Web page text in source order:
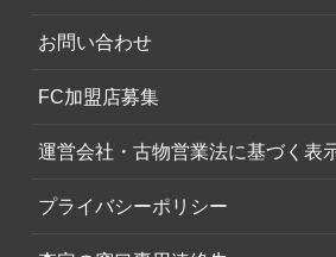
お問い合わせ
FC加盟店募集
運営会社・古物営業法に基づく表
プライバシーポリシー